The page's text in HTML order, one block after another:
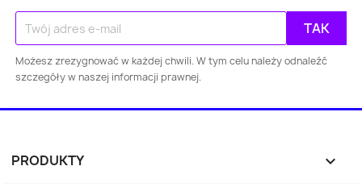
Warszawa Kraków
Gdańsk Szczecin Bydgoszcz
Katowice Częstochowa
Możesz zrezygnować w każdej chwili. W tym celu należy odnaleźć
szczegóły w naszej informacji prawnej.
PRODUKTY 